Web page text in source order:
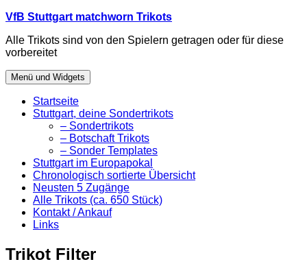
Zum
springen
VfB Stuttgart matchworn Trikots
Alle Trikots sind von den Spielern getragen oder für diese
vorbereitet
Menü und Widgets
Startseite
Stuttgart, deine Sondertrikots
– Sondertrikots
– Botschaft Trikots
– Sonder Templates
Stuttgart im Europapokal
Chronologisch sortierte Übersicht
Neusten 5 Zugänge
Alle Trikots (ca. 650 Stück)
Kontakt / Ankauf
Links
Trikot Filter